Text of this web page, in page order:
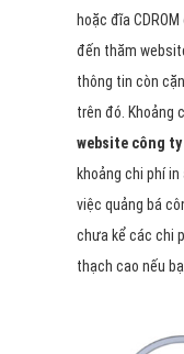
hoặc đĩa
đến thăm
thông tin còn
trên đó. Khoảng
website công
khoảng chi phí
việc quảng bá
chưa kể các chi
thạch cao nếu